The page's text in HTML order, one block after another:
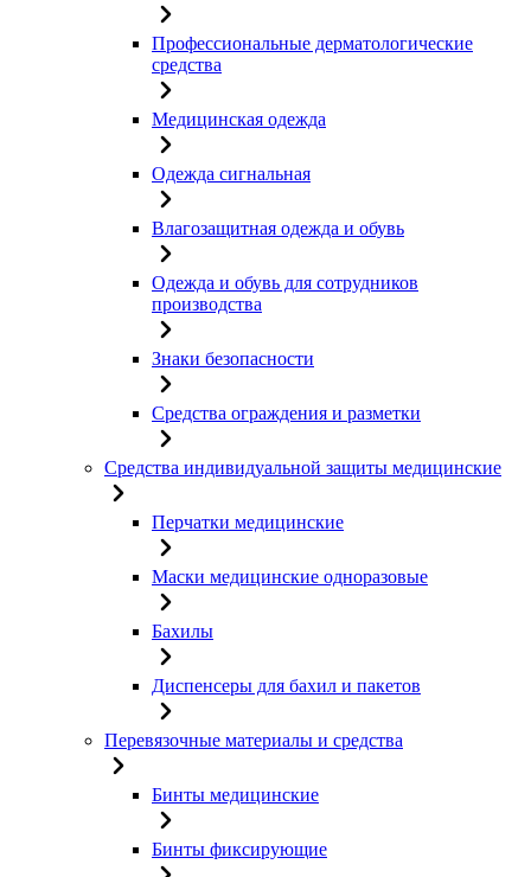
Профессиональные дерматологические
средства
Медицинская одежда
Одежда сигнальная
Влагозащитная одежда и обувь
Одежда и обувь для сотрудников
производства
Знаки безопасности
Средства ограждения и разметки
Средства индивидуальной защиты медицинские
Перчатки медицинские
Маски медицинские одноразовые
Бахилы
Диспенсеры для бахил и пакетов
Перевязочные материалы и средства
Бинты медицинские
Бинты фиксирующие